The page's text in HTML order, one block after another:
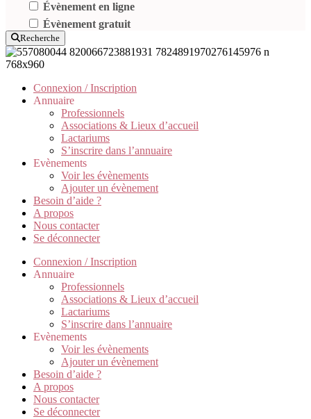
Évènement en ligne
Évènement gratuit
Recherche
Connexion / Inscription
Annuaire
Professionnels
Associations & Lieux d’accueil
Lactariums
S’inscrire dans l’annuaire
Evènements
Voir les évènements
Ajouter un évènement
Besoin d’aide ?
A propos
Nous contacter
Se déconnecter
Connexion / Inscription
Annuaire
Professionnels
Associations & Lieux d’accueil
Lactariums
S’inscrire dans l’annuaire
Evènements
Voir les évènements
Ajouter un évènement
Besoin d’aide ?
A propos
Nous contacter
Se déconnecter